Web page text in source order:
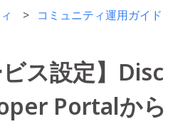
コミュニティ運用ガイド
ビス設定】Disc
Portalから